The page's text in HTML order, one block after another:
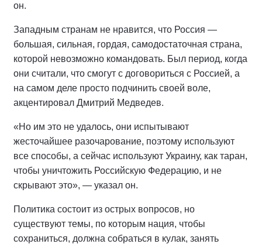
он.
Западным странам не нравится, что Россия —
большая, сильная, гордая, самодостаточная страна,
которой невозможно командовать. Был период, когда
они считали, что смогут с договориться с Россией, а
на самом деле просто подчинить своей воле,
акцентировал Дмитрий Медведев.
«Но им это не удалось, они испытывают
жесточайшее разочарование, поэтому используют
все способы, а сейчас используют Украину, как таран,
чтобы уничтожить Российскую Федерацию, и не
скрывают это», — указал он.
Политика состоит из острых вопросов, но
существуют темы, по которым нация, чтобы
сохраниться, должна собраться в кулак, занять